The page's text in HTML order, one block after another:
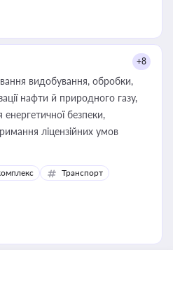
+8
видобування, обробки,
нафти й природного газу,
безпеки,
ліцензійних умов
Транспорт